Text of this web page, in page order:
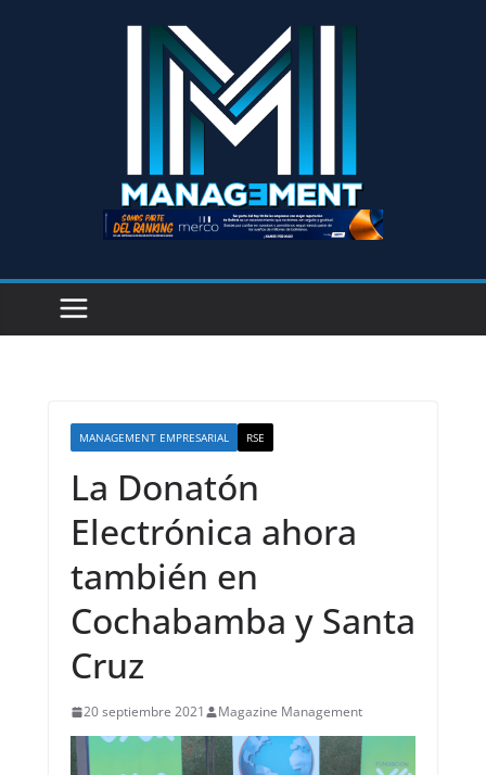
MANAGEMENT EMPRESARIAL RSE
La Donatón
Electrónica ahora
también en
Cochabamba y Santa
Cruz
20 septiembre 2021 Magazine Management